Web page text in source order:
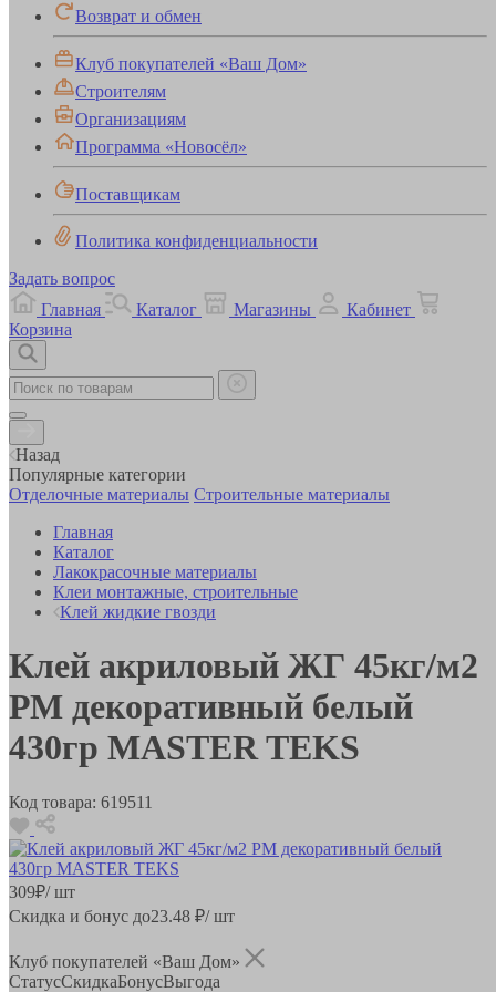
Возврат и обмен
Клуб покупателей «Ваш Дом»
Строителям
Организациям
Программа «Новосёл»
Поставщикам
Политика конфиденциальности
Задать вопрос
Главная
Каталог Магазины
Кабинет
Корзина
Назад
Популярные категории
Отделочные материалы Строительные материалы
Главная
Каталог
Лакокрасочные материалы
Клеи монтажные, строительные
Клей жидкие гвозди
Клей акриловый ЖГ 45кг/м2
РМ декоративный белый
430гр MASTER TEKS
Код товара: 619511
309₽/ шт
Скидка и бонус до23.48 ₽/ шт
Клуб покупателей «Ваш Дом»
СтатусСкидкаБонусВыгода